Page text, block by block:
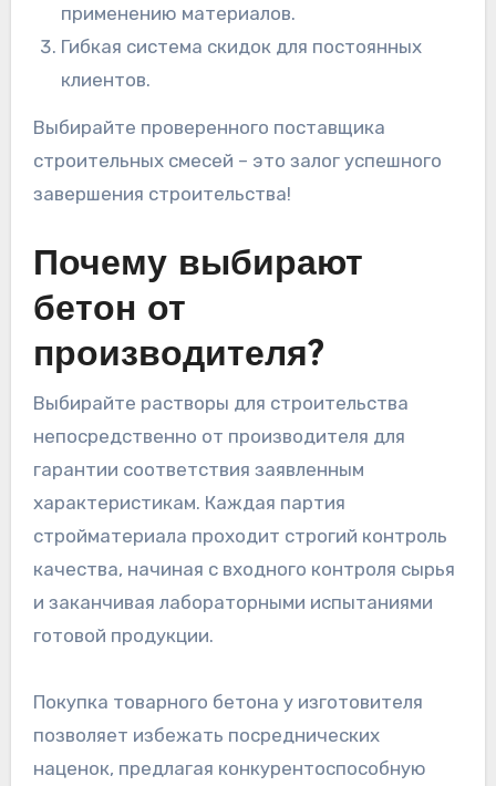
применению материалов.
Гибкая система скидок для постоянных
клиентов.
Выбирайте проверенного поставщика
строительных смесей – это залог успешного
завершения строительства!
Почему выбирают
бетон от
производителя?
Выбирайте растворы для строительства
непосредственно от производителя для
гарантии соответствия заявленным
характеристикам. Каждая партия
стройматериала проходит строгий контроль
качества, начиная с входного контроля сырья
и заканчивая лабораторными испытаниями
готовой продукции.
Покупка товарного бетона у изготовителя
позволяет избежать посреднических
наценок, предлагая конкурентоспособную